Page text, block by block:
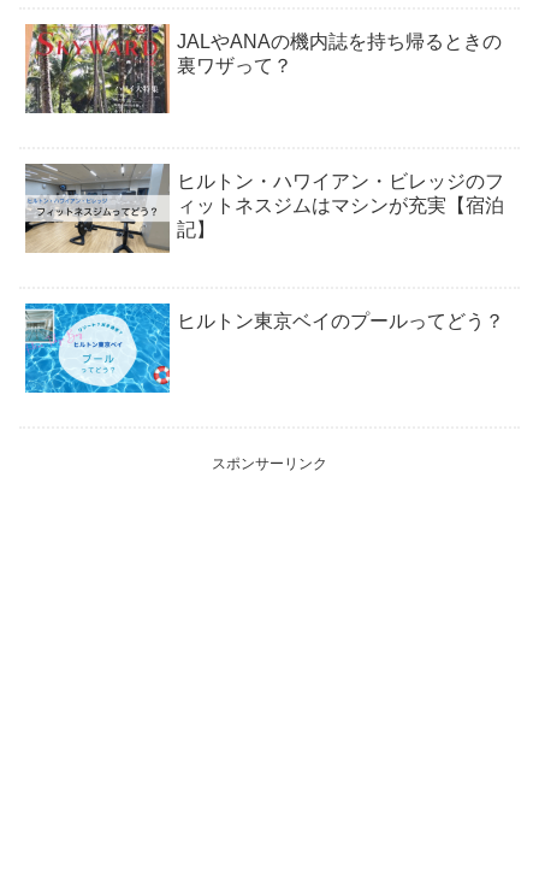
JALやANAの機内誌を持ち帰るときの
裏ワザって？
ヒルトン・ハワイアン・ビレッジのフ
ィットネスジムはマシンが充実【宿泊
記】
ヒルトン東京ベイのプールってどう？
スポンサーリンク